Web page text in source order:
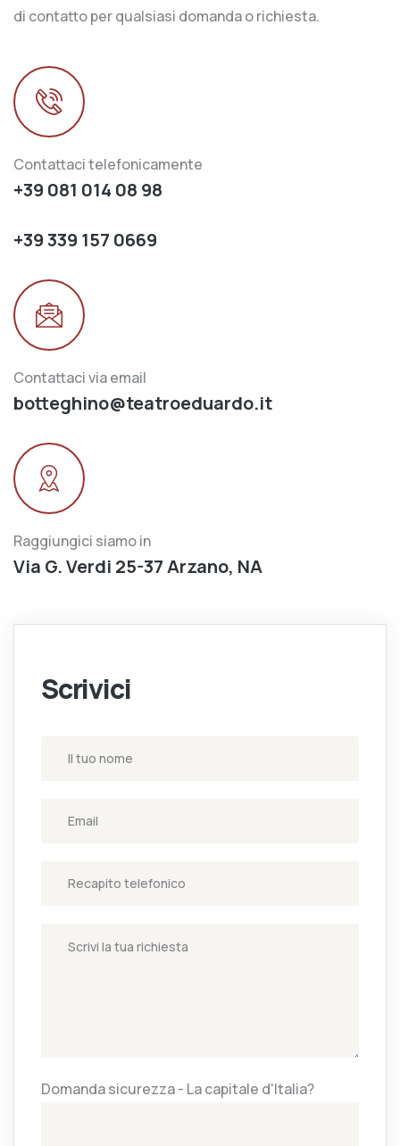
di contatto per qualsiasi domanda o richiesta.
Contattaci telefonicamente
+39 081 014 08 98
+39 339 157 0669
Contattaci via email
botteghino@teatroeduardo.it
Raggiungici siamo in
Via G. Verdi 25-37 Arzano, NA
Scrivici
Domanda sicurezza - La capitale d'Italia?